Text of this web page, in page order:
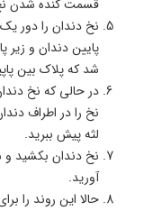
قسمت کنده شدن
پایین دندان و
شد که پلاک بین
در حالی که نخ
نخ را در اطراف
لثه پیش ببرید.
نخ دندان بکشید و
آورید.
حالا این روند را